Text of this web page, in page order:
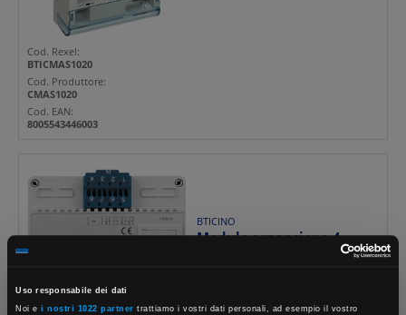
Uso responsabile dei dati
Noi ei nostri 1022 partner trattiamo i vostri dati personali, ad esempio il vostro
Cod. Rexel:
BTICMAS1020
Cod. Produttore:
CMAS1020
Cod. EAN:
8005543446003
BTICINO
Modulo espansione 4
pulsantiere per terminali